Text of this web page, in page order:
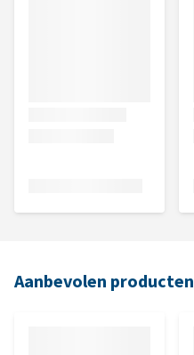
Aanbevolen producten